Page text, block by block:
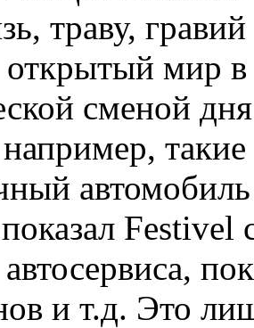
траву,
открытый мир
сменой
и т.д. Это